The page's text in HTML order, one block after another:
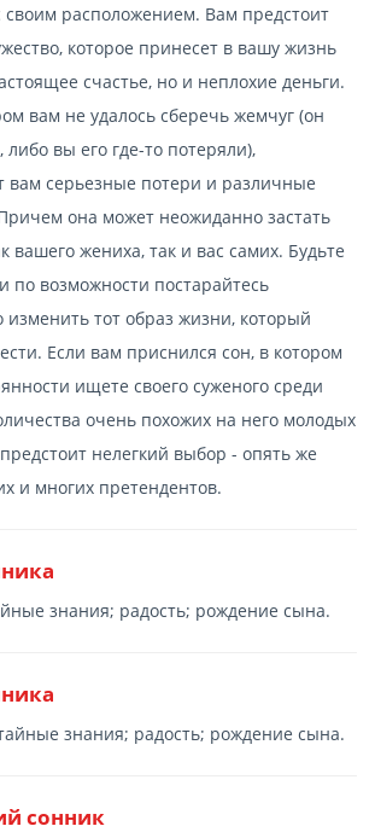
своим расположением. Вам предстоит
которое принесет в вашу жизнь
счастье, но и неплохие деньги.
вам не удалось сберечь жемчуг (он
либо вы его где-то потеряли),
вам серьезные потери и различные
она может неожиданно застать
вашего жениха, так и вас самих. Будьте
по возможности постарайтесь
изменить тот образ жизни, который
Если вам приснился сон, в котором
ищете своего суженого среди
очень похожих на него молодых
нелегкий выбор - опять же
и многих претендентов.
знания; радость; рождение сына.
знания; радость; рождение сына.
сонник